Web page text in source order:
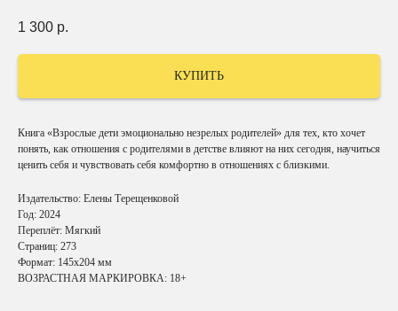
1 300 р.
КУПИТЬ
Книга «Взрослые дети эмоционально незрелых родителей» для тех, кто хочет
понять, как отношения с родителями в детстве влияют на них сегодня, научиться
ценить себя и чувствовать себя комфортно в отношениях с близкими.
Издательство: Елены Терещенковой
Год: 2024
Переплёт: Мягкий
Страниц: 273
Формат: 145х204 мм
ВОЗРАСТНАЯ МАРКИРОВКА: 18+